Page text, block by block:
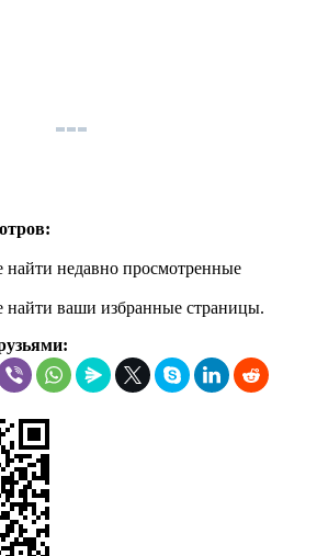
найти недавно просмотренные
найти ваши избранные страницы.